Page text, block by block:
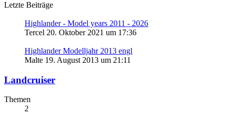
Letzte Beiträge
Highlander - Model years 2011 - 2026
Tercel 20. Oktober 2021 um 17:36
Highlander Modelljahr 2013 engl
Malte 19. August 2013 um 21:11
Landcruiser
Themen
2